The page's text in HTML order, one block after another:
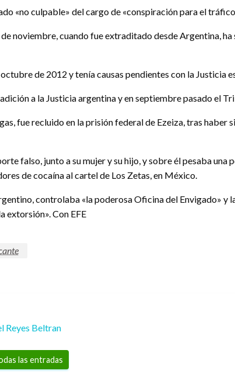
«no culpable» del cargo de «conspiración para el
noviembre, cuando fue extraditado desde Argentina,
de 2012 y tenía causas pendientes con la
a la Justicia argentina y en septiembre pasado el
fue recluido en la prisión federal de Ezeiza, tras
falso, junto a su mujer y su hijo, y sobre él pesaba
de cocaína al cartel de Los Zetas, en México.
controlaba «la poderosa Oficina del Envigado» y
extorsión». Con EFE
Reyes Beltran
las entradas